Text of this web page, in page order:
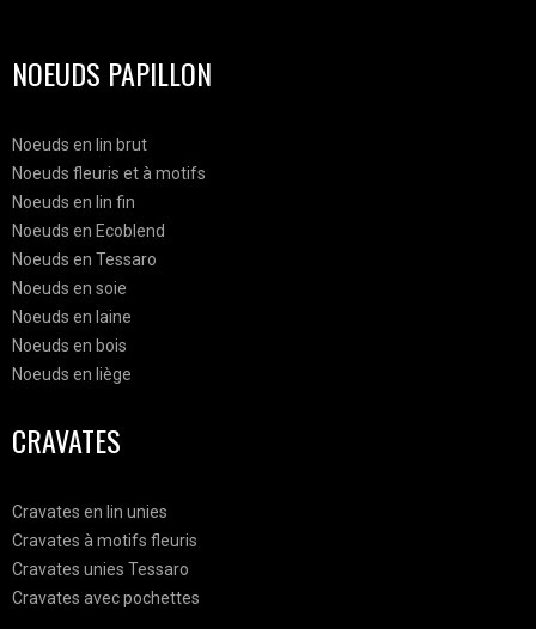
NOEUDS PAPILLON
Noeuds en lin brut
Noeuds fleuris et à motifs
Noeuds en lin fin
Noeuds en Ecoblend
Noeuds en Tessaro
Noeuds en soie
Noeuds en laine
Noeuds en bois
Noeuds en liège
CRAVATES
Cravates en lin unies
Cravates à motifs fleuris
Cravates unies Tessaro
Cravates avec pochettes